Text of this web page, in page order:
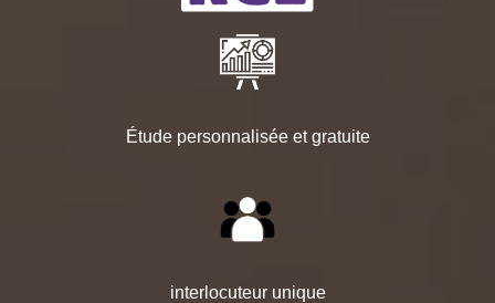
Étude personnalisée et gratuite
interlocuteur unique